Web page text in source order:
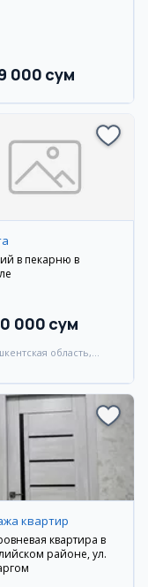
000 сум
в пекарню в
000 сум
область,
квартир
квартира в
районе, ул.